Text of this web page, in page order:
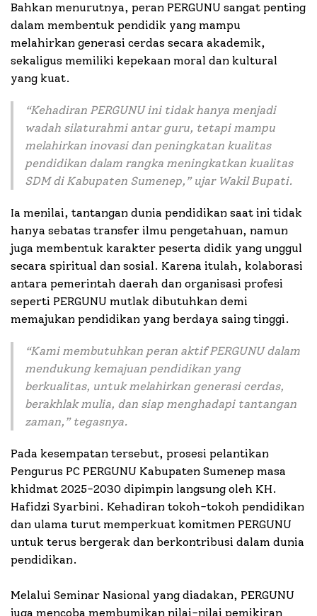
Bahkan menurutnya, peran PERGUNU sangat penting
dalam membentuk pendidik yang mampu
melahirkan generasi cerdas secara akademik,
sekaligus memiliki kepekaan moral dan kultural
yang kuat.
“Kehadiran PERGUNU ini tidak hanya menjadi
wadah silaturahmi antar guru, tetapi mampu
melahirkan inovasi dan peningkatan kualitas
pendidikan dalam rangka meningkatkan kualitas
SDM di Kabupaten Sumenep,” ujar Wakil Bupati.
Ia menilai, tantangan dunia pendidikan saat ini tidak
hanya sebatas transfer ilmu pengetahuan, namun
juga membentuk karakter peserta didik yang unggul
secara spiritual dan sosial. Karena itulah, kolaborasi
antara pemerintah daerah dan organisasi profesi
seperti PERGUNU mutlak dibutuhkan demi
memajukan pendidikan yang berdaya saing tinggi.
“Kami membutuhkan peran aktif PERGUNU dalam
mendukung kemajuan pendidikan yang
berkualitas, untuk melahirkan generasi cerdas,
berakhlak mulia, dan siap menghadapi tantangan
zaman,” tegasnya.
Pada kesempatan tersebut, prosesi pelantikan
Pengurus PC PERGUNU Kabupaten Sumenep masa
khidmat 2025-2030 dipimpin langsung oleh KH.
Hafidzi Syarbini. Kehadiran tokoh-tokoh pendidikan
dan ulama turut memperkuat komitmen PERGUNU
untuk terus bergerak dan berkontribusi dalam dunia
pendidikan.
Melalui Seminar Nasional yang diadakan, PERGUNU
juga mencoba membumikan nilai-nilai pemikiran